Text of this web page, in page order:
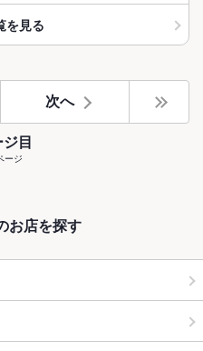
を見る
次へ
目
ージ
お店を探す